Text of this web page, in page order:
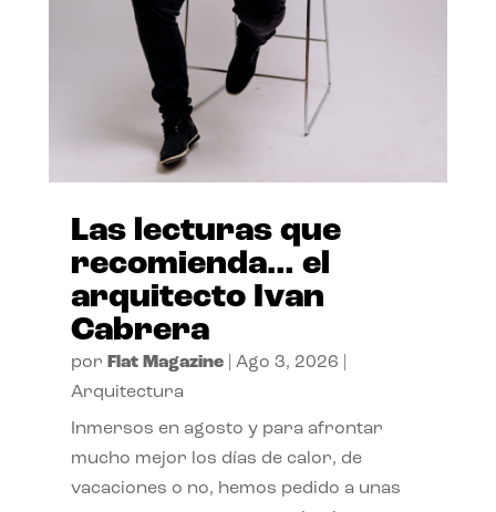
Las lecturas que
recomienda… el
arquitecto Ivan
Cabrera
por Flat Magazine| Ago 3, 2026
Arquitectura
Inmersos en agosto y para afrontar
mucho mejor los días de calor, de
vacaciones o no, hemos pedido a unas